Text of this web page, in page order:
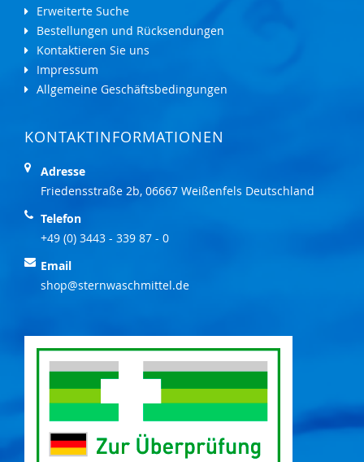
Erweiterte Suche
Bestellungen und Rücksendungen
Kontaktieren Sie uns
Impressum
Allgemeine Geschäftsbedingungen
KONTAKTINFORMATIONEN
Adresse
Friedensstraße 2b, 06667 Weißenfels Deutschland
Telefon
+49 (0) 3443 - 339 87 - 0
Email
shop@sternwaschmittel.de